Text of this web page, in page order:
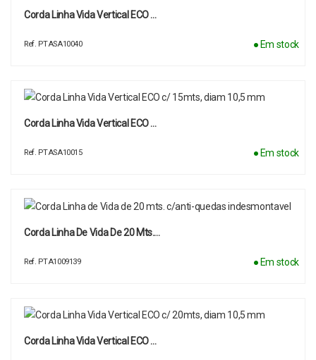
Corda Linha Vida Vertical ECO …
Ref. PTASA10040 ● Em stock
Corda Linha Vida Vertical ECO …
Ref. PTASA10015 ● Em stock
Corda Linha De Vida De 20 Mts.…
Ref. PTA1009139 ● Em stock
Corda Linha Vida Vertical ECO …